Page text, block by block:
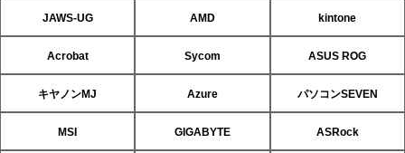
JAWS-UG AMD kintone
Acrobat Sycom ASUS ROG
キヤノンMJ Azure パソコンSEVEN
MSI GIGABYTE ASRock